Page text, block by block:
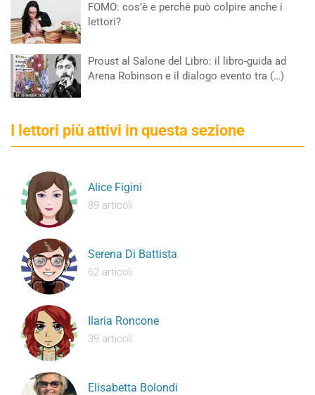
FOMO: cos’è e perchè può colpire anche i
lettori?
Proust al Salone del Libro: il libro-guida ad
Arena Robinson e il dialogo evento tra (…)
I lettori più attivi in questa sezione
Alice Figini
89 articoli
Serena Di Battista
62 articoli
Ilaria Roncone
39 articoli
Elisabetta Bolondi